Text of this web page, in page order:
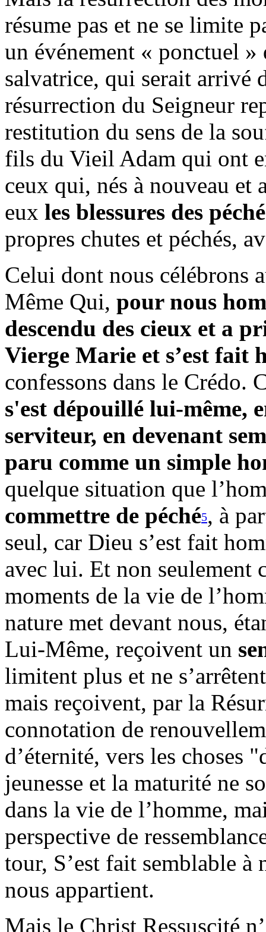
résume pas et ne se limite
un événement « ponctuel »
salvatrice, qui serait arrivé
résurrection du Seigneur
restitution du sens de la
fils du Vieil Adam qui ont
ceux qui, nés à nouveau et
eux les blessures des
propres chutes et péchés,
Celui dont nous célébrons
Même Qui, pour nous
descendu des cieux et a
Vierge Marie et s’est fait
confessons dans le Crédo.
s'est dépouillé lui-même,
serviteur, en devenant
paru comme un simple
quelque situation que
commettre de péché5, à
seul, car Dieu s’est fait
avec lui. Et non seulement
moments de la vie de
nature met devant nous,
Lui-Même, reçoivent un
limitent plus et ne
mais reçoivent, par la
connotation de
d’éternité, vers les choses
jeunesse et la maturité ne
dans la vie de l’homme,
perspective de
tour, S’est fait semblable à
nous appartient.
Mais le Christ Ressuscité